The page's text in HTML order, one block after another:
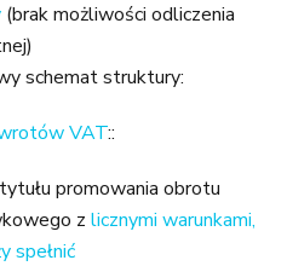
(brak możliwości odliczenia
schemat struktury:
VAT::
promowania obrotu
z licznymi warunkami,
spełnić